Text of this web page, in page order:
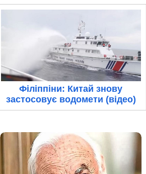
Філіппіни: Китай знову
застосовує водомети (відео)